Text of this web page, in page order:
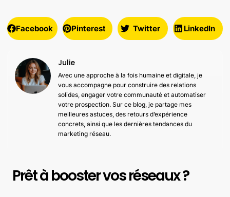
Facebook Pinterest Twitter LinkedIn
Julie
Avec une approche à la fois humaine et digitale, je
vous accompagne pour construire des relations
solides, engager votre communauté et automatiser
votre prospection. Sur ce blog, je partage mes
meilleures astuces, des retours d’expérience
concrets, ainsi que les dernières tendances du
marketing réseau.
Prêt à booster vos réseaux ?